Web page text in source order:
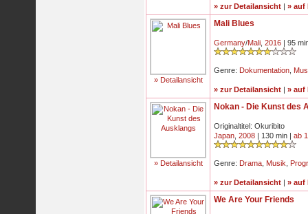
» zur Detailansicht | » auf
» Detailansicht
Mali Blues
Germany/Mali 2016 | 95
Genre: Dokumentation
» zur Detailansicht | » auf
» Detailansicht
Nokan - Die Kunst des
Originaltitel: Okuribito
Japan 2008 | 130 min | ab
Genre: Drama Musik
» zur Detailansicht | » auf
We Are Your Friends